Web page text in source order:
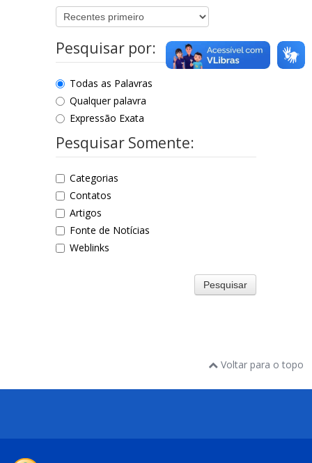
Pesquisar por:
Todas as Palavras
Qualquer palavra
Expressão Exata
Pesquisar Somente:
Categorias
Contatos
Artigos
Fonte de Notícias
Weblinks
Pesquisar
Voltar para o topo